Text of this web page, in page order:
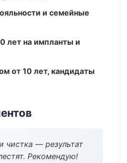
и семейные
лет на импланты и
от 10 лет, кандидаты
чистка — результат
Рекомендую!